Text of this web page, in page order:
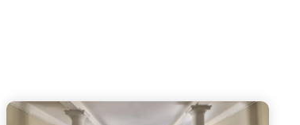
Die Treppen im Schloss - Eindrucksvoll und